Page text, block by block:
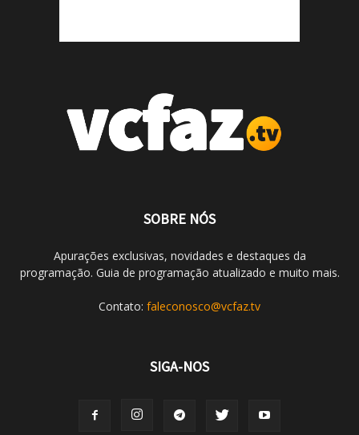
SOBRE NÓS
Apurações exclusivas, novidades e destaques da
programação. Guia de programação atualizado e muito mais.
Contato: faleconosco@vcfaz.tv
SIGA-NOS